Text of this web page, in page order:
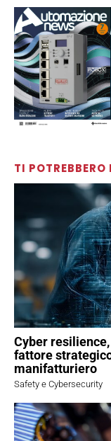
TI
Cyber
fattore
manifatturiero
Safety e Cybersecurity